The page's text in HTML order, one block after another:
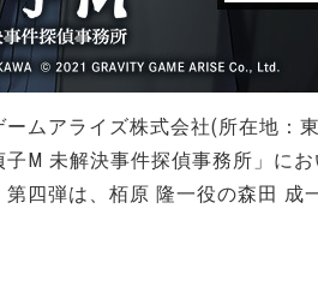
ームアライズ株式会社(所在地：
子M 未解決事件探偵事務所」に
四弾は、栢原 隆一役の森田 成